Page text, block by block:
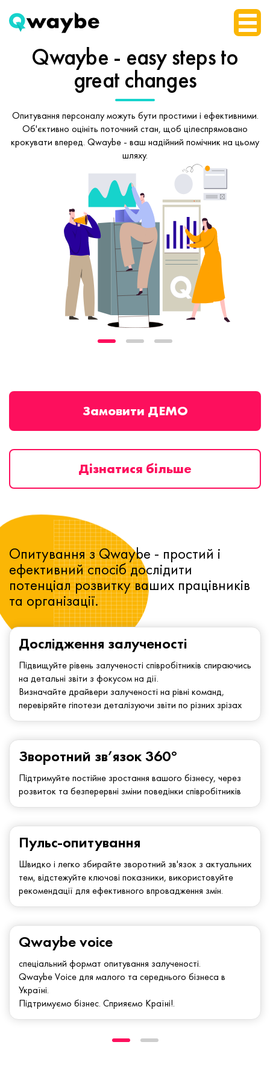
Qwaybe - easy stepsto
great changes
Опитування персоналу можуть бути простими і ефективними.
Об'єктивно оцініть поточний стан, щоб цілеспрямовано
крокувати вперед. Qwaybe - ваш надійний помічник на цьому
шляху.
Замовити ДЕМО
Дізнатися більше
Дослідження залученості
Підвищуйте рівень залученості співробітників спираючись
на детальні звіти з фокусом на дії.
Визначайте драйвери залученості на рівні команд,
перевіряйте гіпотези деталізуючи звіти по різних зрізах
Зворотний зв’язок 360°
Підтримуйте постійне зростання вашого бізнесу, через
розвиток та безперервні зміни поведінки співробітників
Опитування з Qwaybe - простий і
ефективний спосіб дослідити
потенціал розвитку ваших працівників
та організації.
Qwaybe voice
спеціальний формат опитування залученості.
Qwaybe Voice для малого та середнього бізнеса в
Україні.
Підтримуємо бізнес. Сприяємо Країні!.
Пульс-опитування
Швидко і легко збирайте зворотний зв'язок з актуальних
тем, відстежуйте ключові показники, використовуйте
рекомендації для ефективного впровадження змін.